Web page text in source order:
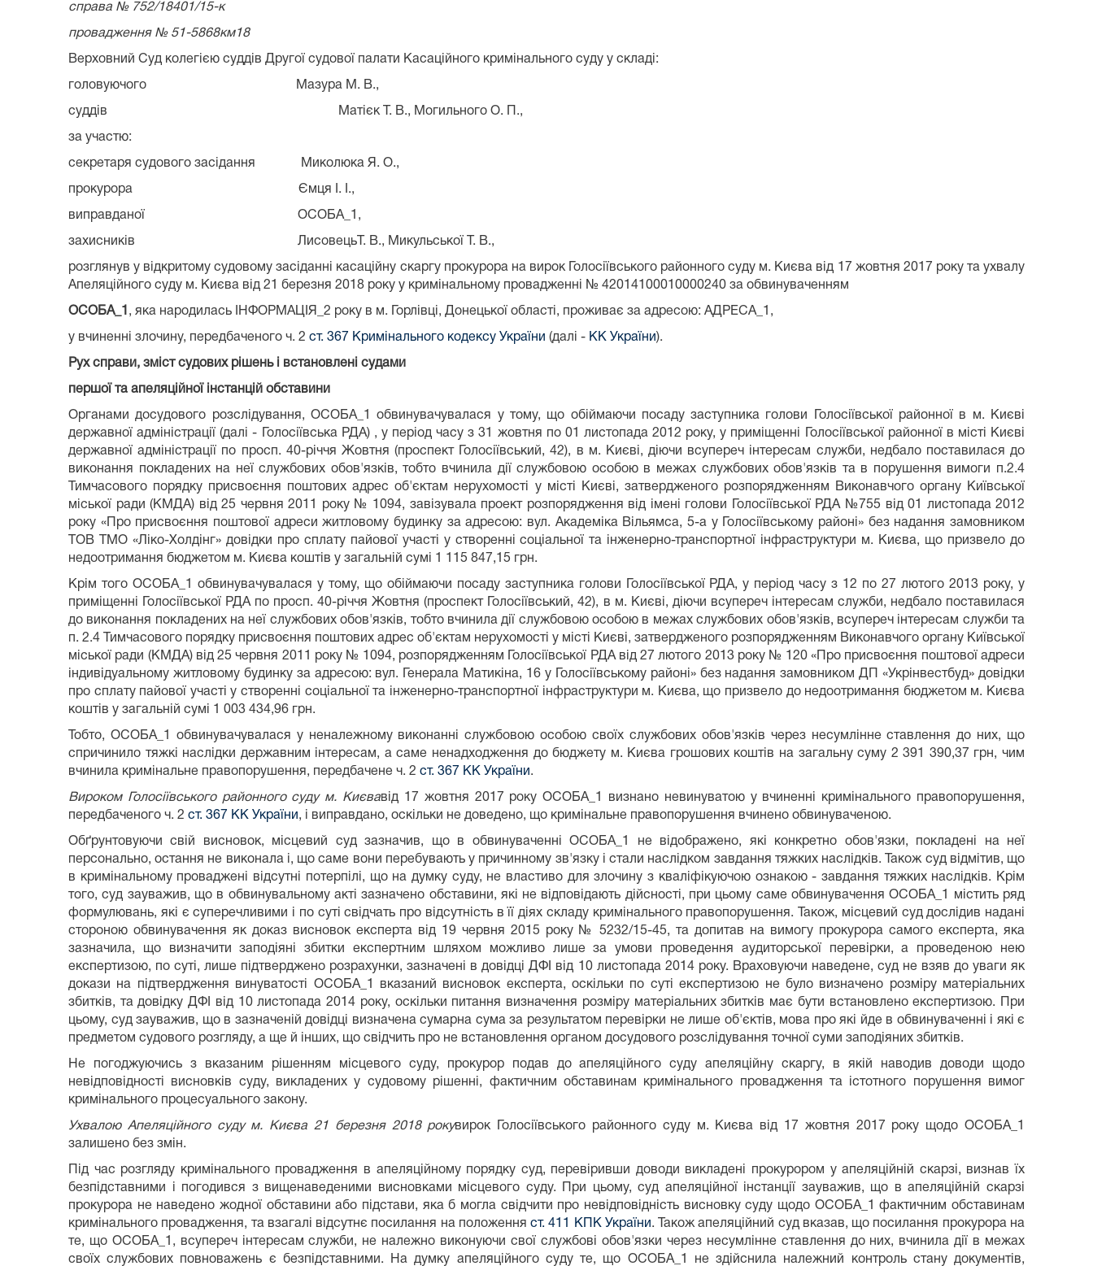
справа № 752/18401/15-к
провадження № 51-5868км18
Верховний Суд колегією суддів Другої судової палати Касаційного кримінального суду у складі:
головуючого Мазура М. В.,
суддів Матієк Т. В., Могильного О. П.,
за участю:
секретаря судового засідання Миколюка Я. О.,
прокурора Ємця І. І.,
виправданої ОСОБА_1,
захисників ЛисовецьТ. В., Микульської Т. В.,
розглянув у відкритому судовому засіданні касаційну скаргу прокурора на вирок Голосіївського районного суду м. Києва від 17 жовтня 2017 року та ухвалу
Апеляційного суду м. Києва від 21 березня 2018 року у кримінальному провадженні № 42014100010000240 за обвинуваченням
ОСОБА_1 , яка народилась ІНФОРМАЦІЯ_2 року в м. Горлівці, Донецької області, проживає за адресою: АДРЕСА_1,
у вчиненні злочину, передбаченого ч. 2 ст. 367 Кримінального кодексу України (далі - КК України).
Рух справи, зміст судових рішень і встановлені судами
першої та апеляційної інстанцій обставини
Органами досудового розслідування, ОСОБА_1 обвинувачувалася у тому, що обіймаючи посаду заступника голови Голосіївської районної в м. Києві
державної адміністрації (далі - Голосіївська РДА) , у період часу з 31 жовтня по 01 листопада 2012 року, у приміщенні Голосіївської районної в місті Києві
державної адміністрації по просп. 40-річчя Жовтня (проспект Голосіївський, 42), в м. Києві, діючи всупереч інтересам служби, недбало поставилася до
виконання покладених на неї службових обов'язків, тобто вчинила дії службовою особою в межах службових обов'язків та в порушення вимоги п.2.4
Тимчасового порядку присвоєння поштових адрес об'єктам нерухомості у місті Києві, затвердженого розпорядженням Виконавчого органу Київської
міської ради (КМДА) від 25 червня 2011 року № 1094, завізувала проект розпорядження від імені голови Голосіївської РДА №755 від 01 листопада 2012
року «Про присвоєння поштової адреси житловому будинку за адресою: вул. Академіка Вільямса, 5-а у Голосіївському районі» без надання замовником
ТОВ ТМО «Ліко-Холдінг» довідки про сплату пайової участі у створенні соціальної та інженерно-транспортної інфраструктури м. Києва, що призвело до
недоотримання бюджетом м. Києва коштів у загальній сумі 1 115 847,15 грн.
Крім того ОСОБА_1 обвинувачувалася у тому, що обіймаючи посаду заступника голови Голосіївської РДА, у період часу з 12 по 27 лютого 2013 року, у
приміщенні Голосіївської РДА по просп. 40-річчя Жовтня (проспект Голосіївський, 42), в м. Києві, діючи всупереч інтересам служби, недбало поставилася
до виконання покладених на неї службових обов'язків, тобто вчинила дії службовою особою в межах службових обов'язків, всупереч інтересам служби та
п. 2.4 Тимчасового порядку присвоєння поштових адрес об'єктам нерухомості у місті Києві, затвердженого розпорядженням Виконавчого органу Київської
міської ради (КМДА) від 25 червня 2011 року № 1094, розпорядженням Голосіївської РДА від 27 лютого 2013 року № 120 «Про присвоєння поштової адреси
індивідуальному житловому будинку за адресою: вул. Генерала Матикіна, 16 у Голосіївському районі» без надання замовником ДП «Укрінвестбуд» довідки
про сплату пайової участі у створенні соціальної та інженерно-транспортної інфраструктури м. Києва, що призвело до недоотримання бюджетом м. Києва
коштів у загальній сумі 1 003 434,96 грн.
Тобто, ОСОБА_1 обвинувачувалася у неналежному виконанні службовою особою своїх службових обов'язків через несумлінне ставлення до них, що
спричинило тяжкі наслідки державним інтересам, а саме ненадходження до бюджету м. Києва грошових коштів на загальну суму 2 391 390,37 грн, чим
вчинила кримінальне правопорушення, передбачене ч. 2 ст. 367 КК України.
Вироком Голосіївського районного суду м. Києвавід 17 жовтня 2017 року ОСОБА_1 визнано невинуватою у вчиненні кримінального правопорушення,
передбаченого ч. 2 ст. 367 КК України, і виправдано, оскільки не доведено, що кримінальне правопорушення вчинено обвинуваченою.
Обґрунтовуючи свій висновок, місцевий суд зазначив, що в обвинуваченні ОСОБА_1 не відображено, які конкретно обов'язки, покладені на неї
персонально, остання не виконала і, що саме вони перебувають у причинному зв'язку і стали наслідком завдання тяжких наслідків. Також суд відмітив, що
в кримінальному проваджені відсутні потерпілі, що на думку суду, не властиво для злочину з кваліфікуючою ознакою - завдання тяжких наслідків. Крім
того, суд зауважив, що в обвинувальному акті зазначено обставини, які не відповідають дійсності, при цьому саме обвинувачення ОСОБА_1 містить ряд
формулювань, які є суперечливими і по суті свідчать про відсутність в її діях складу кримінального правопорушення. Також, місцевий суд дослідив надані
стороною обвинувачення як доказ висновок експерта від 19 червня 2015 року № 5232/15-45, та допитав на вимогу прокурора самого експерта, яка
зазначила, що визначити заподіяні збитки експертним шляхом можливо лише за умови проведення аудиторської перевірки, а проведеною нею
експертизою, по суті, лише підтверджено розрахунки, зазначені в довідці ДФІ від 10 листопада 2014 року. Враховуючи наведене, суд не взяв до уваги як
докази на підтвердження винуватості ОСОБА_1 вказаний висновок експерта, оскільки по суті експертизою не було визначено розміру матеріальних
збитків, та довідку ДФІ від 10 листопада 2014 року, оскільки питання визначення розміру матеріальних збитків має бути встановлено експертизою. При
цьому, суд зауважив, що в зазначеній довідці визначена сумарна сума за результатом перевірки не лише об'єктів, мова про які йде в обвинуваченні і які є
предметом судового розгляду, а ще й інших, що свідчить про не встановлення органом досудового розслідування точної суми заподіяних збитків.
Не погоджуючись з вказаним рішенням місцевого суду, прокурор подав до апеляційного суду апеляційну скаргу, в якій наводив доводи щодо
невідповідності висновків суду, викладених у судовому рішенні, фактичним обставинам кримінального провадження та істотного порушення вимог
кримінального процесуального закону.
Ухвалою Апеляційного суду м. Києва 21 березня 2018 рокувирок Голосіївського районного суду м. Києва від 17 жовтня 2017 року щодо ОСОБА_1
залишено без змін.
Під час розгляду кримінального провадження в апеляційному порядку суд, перевіривши доводи викладені прокурором у апеляційній скарзі, визнав їх
безпідставними і погодився з вищенаведеними висновками місцевого суду. При цьому, суд апеляційної інстанції зауважив, що в апеляційній скарзі
прокурора не наведено жодної обставини або підстави, яка б могла свідчити про невідповідність висновку суду щодо ОСОБА_1 фактичним обставинам
кримінального провадження, та взагалі відсутнє посилання на положенняст. 411 КПК України. Також апеляційний суд вказав, що посилання прокурора на
те, що ОСОБА_1, всупереч інтересам служби, не належно виконуючи свої службові обов'язки через несумлінне ставлення до них, вчинила дії в межах
своїх службових повноважень є безпідставними. На думку апеляційного суду те, що ОСОБА_1 не здійснила належний контроль стану документів,